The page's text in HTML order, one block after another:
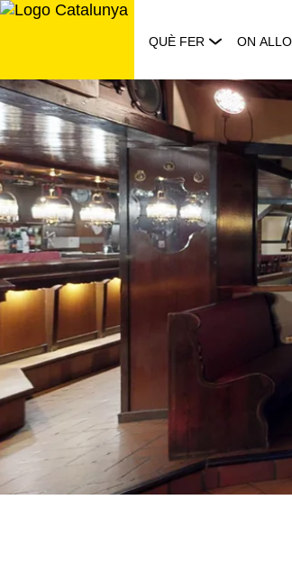
Saltar
QUÈ FER ON